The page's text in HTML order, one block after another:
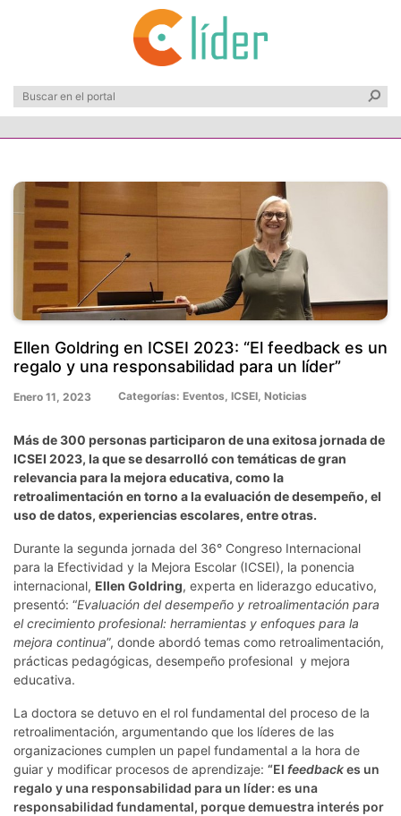
Ellen Goldring en ICSEI 2023: “El feedback es un
regalo y una responsabilidad para un líder”
Enero 11, 2023 Categorías: Eventos, ICSEI, Noticias
Más de 300 personas participaron de una exitosa jornada de
ICSEI 2023, la que se desarrolló con temáticas de gran
relevancia para la mejora educativa, como la
retroalimentación en torno a la evaluación de desempeño, el
uso de datos, experiencias escolares, entre otras.
Durante la segunda jornada del 36° Congreso Internacional
para la Efectividad y la Mejora Escolar (ICSEI), la ponencia
internacional, Ellen Goldring, experta en liderazgo educativo,
presentó: “Evaluación del desempeño y retroalimentación para
el crecimiento profesional: herramientas y enfoques para la
mejora continua”, donde abordó temas como retroalimentación,
prácticas pedagógicas, desempeño profesional y mejora
educativa.
La doctora se detuvo en el rol fundamental del proceso de la
retroalimentación, argumentando que los líderes de las
organizaciones cumplen un papel fundamental a la hora de
guiar y modificar procesos de aprendizaje: “El feedbackes un
regalo y una responsabilidad para un líder: es una
responsabilidad fundamental, porque demuestra interés por